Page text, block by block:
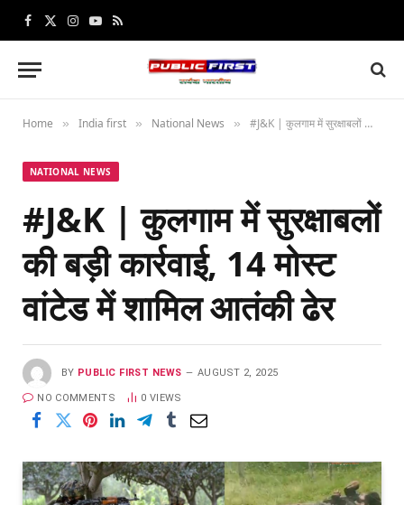
Facebook
X
Instagram
YouTube
RSS
Home » India first » National News » #J&K | कुलगाम में सुरक्षाबलों की बड़ी कार्रवाई, 14 मोस्ट वांटेड में शामिल आतंकी ढेर
NATIONAL NEWS
#J&K | कुलगाम में सुरक्षाबलों
की बड़ी कार्रवाई, 14 मोस्ट
वांटेड में शामिल आतंकी ढेर
BY PUBLIC FIRST NEWS AUGUST 2, 2025
NO COMMENTS 0 VIEWS